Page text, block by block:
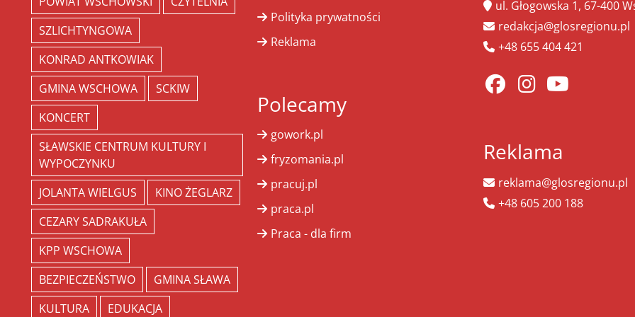
SZLICHTYNGOWA
KONRAD ANTKOWIAK
GMINA WSCHOWA
SCKIW
KONCERT
SŁAWSKIE CENTRUM KULTURY I
WYPOCZYNKU
JOLANTA WIELGUS
KINO ŻEGLARZ
CEZARY SADRAKUŁA
KPP WSCHOWA
BEZPIECZEŃSTWO
GMINA SŁAWA
KULTURA
EDUKACJA
Polityka prywatności
Reklama
Polecamy
gowork.pl
fryzomania.pl
pracuj.pl
praca.pl
Praca - dla firm
ul. Głogowska 1, 67-400
redakcja@glosregionu.pl
+48 655 404 421
Reklama
reklama@glosregionu.pl
+48 605 200 188